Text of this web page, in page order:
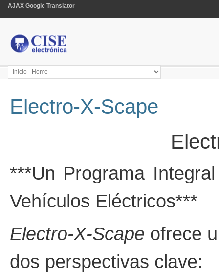
AJAX Google Translator
Electro-X-Scape
***Un Programa
Vehículos Eléctricos***
Electro-X-Scape ofrece
dos perspectivas clave: